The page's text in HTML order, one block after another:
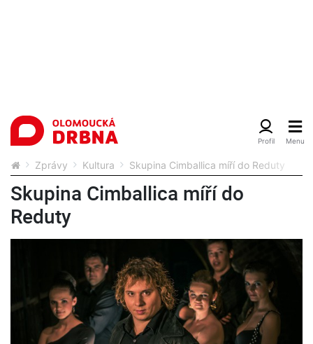
Zprávy Kultura Skupina Cimballica míří do Reduty
Skupina Cimballica míří do
Reduty